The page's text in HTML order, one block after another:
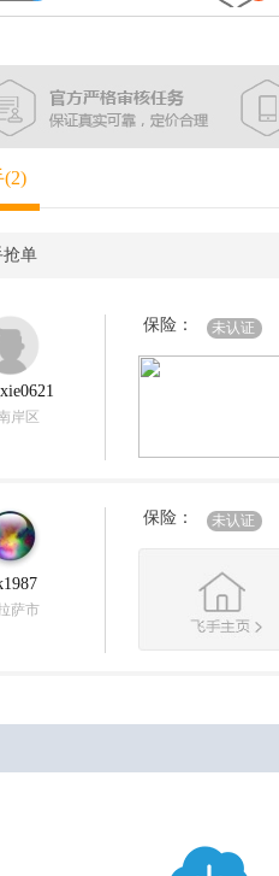
(2)
抢单
岸区
保险： 未认证
萨市
保险： 未认证